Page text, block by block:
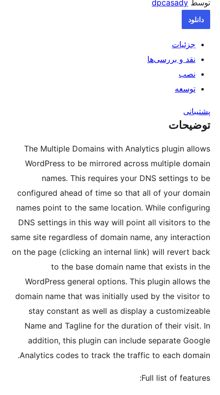
The Multiple Domains with
WordPress to be mirrored
names. This requires
configured ahead of time so
names point to the same
DNS settings in this way will
same site regardless of domain
on the page (clicking an internal
to the base domain
WordPress general options.
domain name that was initially
stay constant as well as
Name and Tagline for the
addition, this plugin can
Analytics codes to track the